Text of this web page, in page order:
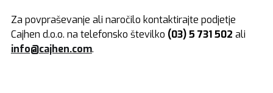
Za povpraševanje ali naročilo kontaktirajte podjetje
Cajhen d.o.o. na telefonsko številko (03) 5 731 502 ali
info@cajhen.com.